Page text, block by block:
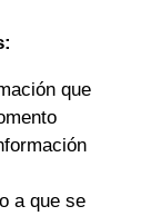
que
a que se